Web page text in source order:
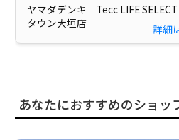
ヤマダデンキ Tecc LIFE
タウン大垣店
詳細
あなたにおすすめのショッ